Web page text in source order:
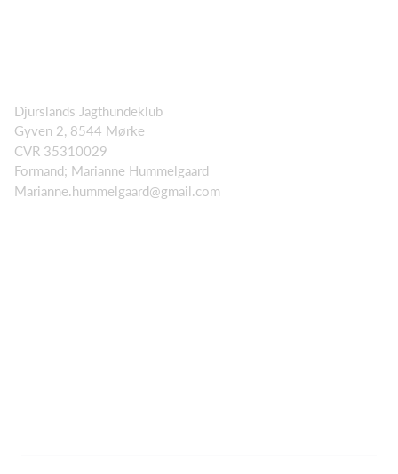
Djurslands Jagthundeklub
Gyven 2, 8544 Mørke
CVR 35310029
Formand; Marianne Hummelgaard
Marianne.hummelgaard@gmail.com